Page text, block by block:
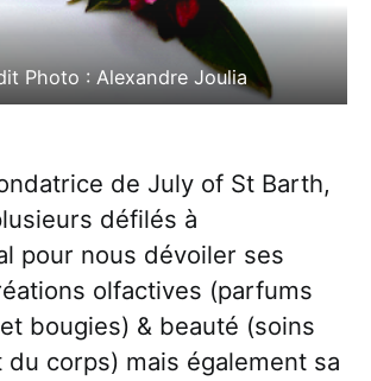
Photo : Alexandre Joulia
de July of St Barth,
défilés à
pour nous dévoiler ses
olfactives (parfums
bougies) & beauté (soins
du corps) mais également sa